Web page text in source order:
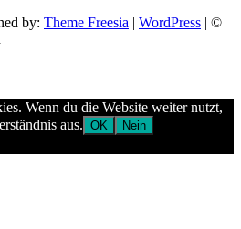
by: Theme Freesia | WordPress | ©
Wenn du die Website weiter nutzt,
aus. OK
Nein